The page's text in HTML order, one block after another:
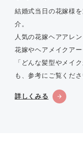
結婚式当日の花嫁様
介。
人気の花嫁ヘアアレ
花嫁やヘアメイクア
「どんな髪型やメイ
も、参考にご覧くださ
詳しくみる